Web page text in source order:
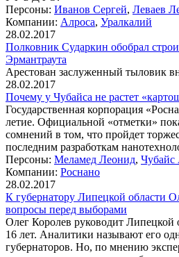
Персоны: Иванов Сергей, Леваев
Компании: Алроса, Уралкалий
28.02.2017
Полковник Сударкин обобрал
Эрмантраута
Арестован заслуженный тыловик
28.02.2017
Почему у Чубайса не растет
Государственная корпорация
летие. Официальной «отметки»
сомнений в том, что пройдет
последним разработкам
Персоны: Меламед Леонид, Чубайс
Компании: Роснано
28.02.2017
К губернатору Липецкой области
вопросы перед выборами
Олег Королев руководит Липецкой
16 лет. Аналитики называют его
губернаторов. Но, по мнению